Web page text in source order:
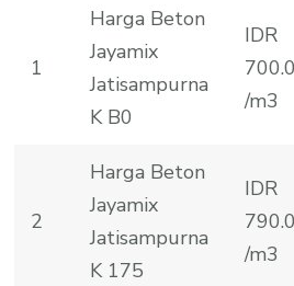
1
Harga Beton
Jayamix
Jatisampurna
K B0
IDR
/m3
2
Harga Beton
Jayamix
Jatisampurna
K 175
IDR
/m3